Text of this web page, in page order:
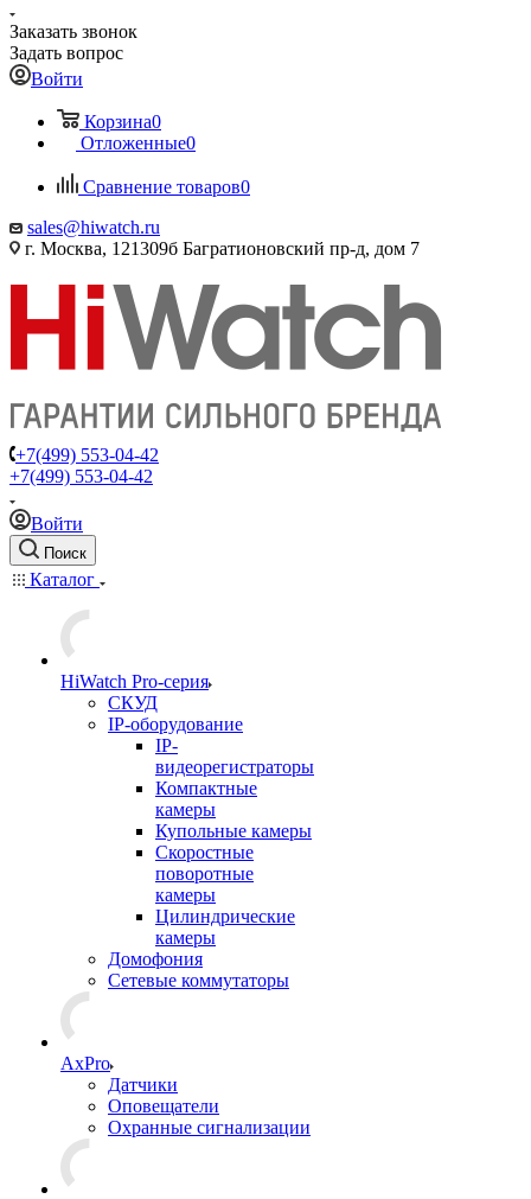
Заказать звонок
Задать вопрос
Войти
Корзина0
Отложенные0
Сравнение товаров0
sales@hiwatch.ru
г. Москва, 121309б Багратионовский пр-д, дом 7
+7(499) 553-04-42
+7(499) 553-04-42
Войти
Поиск
Каталог
HiWatch Pro-серия
CКУД
IP-оборудование
IP-
видеорегистраторы
Компактные
камеры
Купольные камеры
Скоростные
поворотные
камеры
Цилиндрические
камеры
Домофония
Сетевые коммутаторы
AxPro
Датчики
Оповещатели
Охранные сигнализации